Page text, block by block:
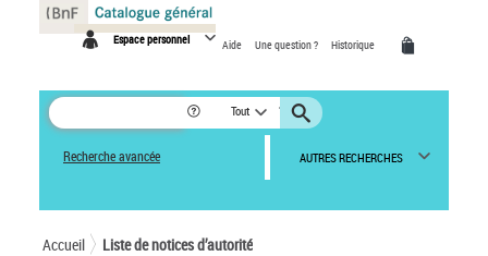
Espace personnel Aide Une question ? Historique
Tout
Recherche avancée AUTRES RECHERCHES
Accueil Liste de notices d’autorité
Panneau de gestion des cookies